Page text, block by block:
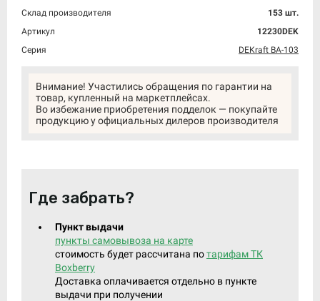
Склад производителя
153 шт.
Артикул
12230DEK
Серия
DEKraft ВА-103
Внимание! Участились обращения по гарантии на
товар, купленный на маркетплейсах.
Во избежание приобретения подделок — покупайте
продукцию у официальных дилеров производителя
Где забрать?
Пункт выдачи
пункты самовывоза на карте
стоимость будет рассчитана потарифам ТК
Boxberry
Доставка оплачивается отдельно в пункте
выдачи при получении